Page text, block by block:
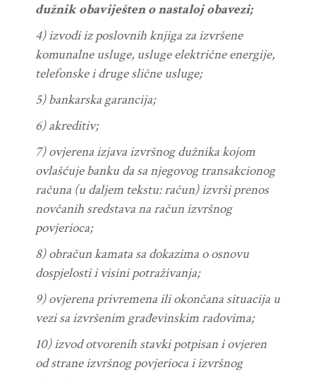
dužnikobaviješten onastalojobavezi;
4)izvodiizposlovnihknjigazaizvršene
komunalne usluge, uslugeelektričneenergije,
telefonskeidrugeslične usluge;
5)bankarskagarancija;
6)akreditiv;
7)ovjerenaizjavaizvršnogdužnikakojom
ovlašćujebanku da sanjegovog transakcionog
računa (u daljem tekstu:račun)izvršiprenos
novčanih sredstavana računizvršnog
povjerioca;
8)obračunkamata sa dokazima oosnovu
dospjelostii visinipotraživanja;
9)ovjerena privremenailiokončana situacija u
vezisaizvršenimgrađevinskim radovima;
10)izvodotvorenih stavkipotpisaniovjeren
odstraneizvršnogpovjeriocaiizvršnog